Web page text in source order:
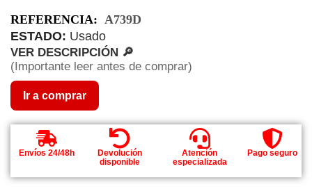
REFERENCIA: A739D
ESTADO: Usado
VER DESCRIPCIÓN 🔎
(Importante leer antes de comprar)
Ir a comprar
Envíos 24/48h
Devolución
disponible
Atención
especializada
Pago seguro